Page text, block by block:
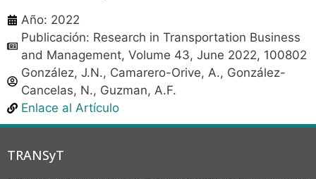
Año: 2022
Publicación: Research in Transportation Business
and Management, Volume 43, June 2022, 100802
González, J.N., Camarero-Orive, A., González-
Cancelas, N., Guzman, A.F.
Enlace al Artículo
TRANSyT